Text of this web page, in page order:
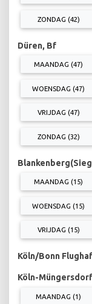
ZONDAG (42)
Düren, Bf
MAANDAG (47)
WOENSDAG (47)
VRIJDAG (47)
ZONDAG (32)
MAANDAG (15)
WOENSDAG (15)
VRIJDAG (15)
Köln/Bonn
Köln-
MAANDAG (1)